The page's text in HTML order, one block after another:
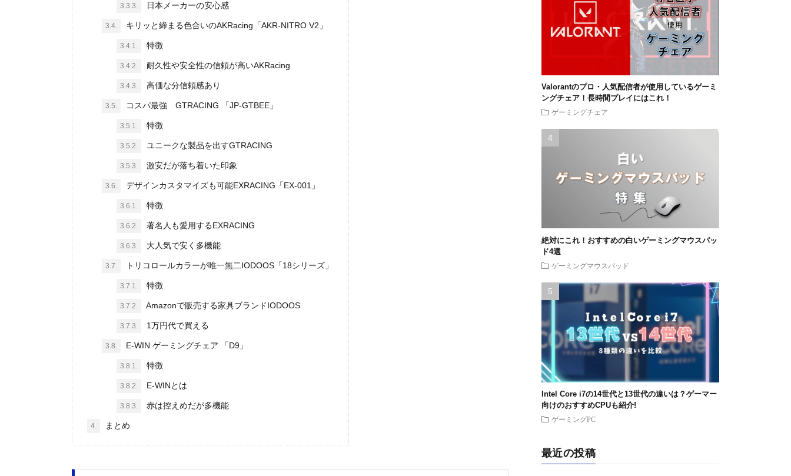
3.3.3. 日本メーカーの安心感
3.4. キリッと締まる色合いのAKRacing「AKR-NITRO V2」
3.4.1. 特徴
3.4.2. 耐久性や安全性の信頼が高いAKRacing
3.4.3. 高価な分信頼感あり
3.5. コスパ最強 GTRACING 「JP-GTBEE」
3.5.1. 特徴
3.5.2. ユニークな製品を出すGTRACING
3.5.3. 激安だが落ち着いた印象
3.6. デザインカスタマイズも可能EXRACING「EX-001」
3.6.1. 特徴
3.6.2. 著名人も愛用するEXRACING
3.6.3. 大人気で安く多機能
3.7. トリコロールカラーが唯一無二IODOOS「18シリーズ」
3.7.1. 特徴
3.7.2. Amazonで販売する家具ブランドIODOOS
3.7.3. 1万円代で買える
3.8. E-WIN ゲーミングチェア 「D9」
3.8.1. 特徴
3.8.2. E-WINとは
3.8.3. 赤は控えめだが多機能
4. まとめ
Valorantのプロ・人気配信者が使用しているゲーミ
ングチェア！長時間プレイにはこれ！
ゲーミングチェア
絶対にこれ！おすすめの白いゲーミングマウスパッ
ド4選
ゲーミングマウスパッド
Intel Core i7の14世代と13世代の違いは？ゲーマー
向けのおすすめCPUも紹介!
ゲーミングPC
最近の投稿